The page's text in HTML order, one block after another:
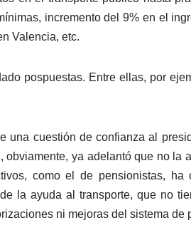
incremento del 9% en el
Valencia, etc.
pospuestas. Entre ellas, por
una cuestión de confianza al
ya adelantó que no la
como el de pensionistas, ha
la ayuda al transporte, que no
ni mejoras del sistema de